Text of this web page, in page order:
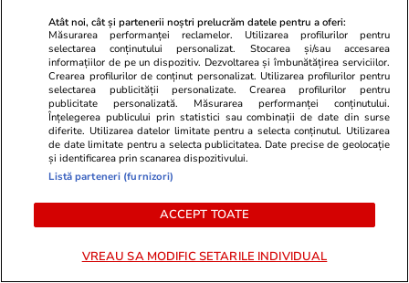
ZiaruldeIasi.ro
Motivul interesant pentru care o
elevă din rural cu o medie de top
la Evaluarea Națională a ales un
liceu tehnologic. „Este o
nebuloasă și pentru noi”
Fanatik.ro
Catastrofă
fotbalist a
lovit de
ULTIMELE ȘTIRI
Atât noi, cât și partenerii noștri prelucrăm datele pentru a oferi:
Măsurarea performanței reclamelor. Utilizarea profilurilor pentru
selectarea conținutului personalizat. Stocarea și/sau accesarea
informațiilor de pe un dispozitiv. Dezvoltarea și îmbunătățirea serviciilor.
Crearea profilurilor de conținut personalizat. Utilizarea profilurilor pentru
selectarea publicității personalizate. Crearea profilurilor pentru
publicitate personalizată. Măsurarea performanței conținutului.
Înțelegerea publicului prin statistici sau combinații de date din surse
diferite. Utilizarea datelor limitate pentru a selecta conținutul. Utilizarea
de date limitate pentru a selecta publicitatea. Date precise de geolocație
și identificarea prin scanarea dispozitivului.
Listă parteneri (furnizori)
ACCEPT TOATE
VREAU SA MODIFIC SETARILE INDIVIDUAL